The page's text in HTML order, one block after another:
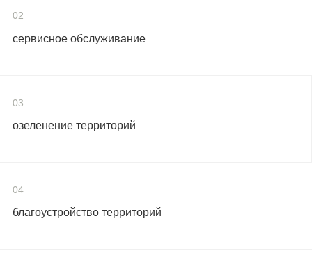
02
сервисное обслуживание
03
озеленение территорий
04
благоустройство территорий